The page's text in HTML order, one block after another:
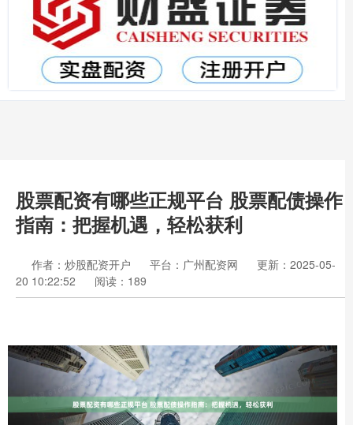
股票配资有哪些正规平台 股票配债操作
指南：把握机遇，轻松获利
作者：炒股配资开户 平台：广州配资网
更新：2025-05-
20 10:22:52
阅读：189